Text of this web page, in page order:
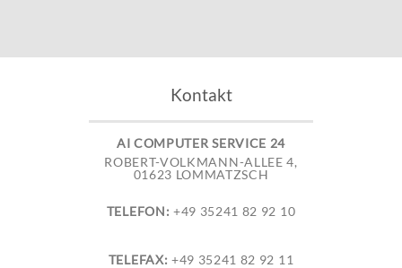
Kontakt
AI COMPUTER SERVICE 24
ROBERT-VOLKMANN-ALLEE 4,
01623 LOMMATZSCH
TELEFON: +49 35241 82 92 10
TELEFAX: +49 35241 82 92 11